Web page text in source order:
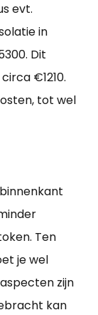
evt.
in
Dit
€1210.
tot wel
Ten
je wel
zijn
kan